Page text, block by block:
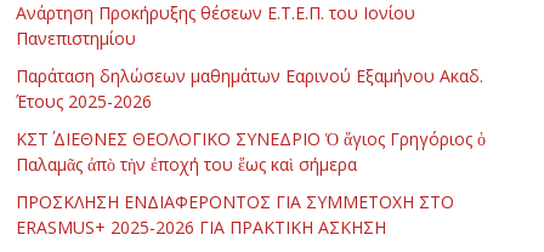
Ανάρτηση Προκήρυξης θέσεων Ε.Τ.Ε.Π. του Ιονίου
Πανεπιστημίου
Παράταση δηλώσεων μαθημάτων Εαρινού Εξαμήνου Ακαδ.
Έτους 2025-2026
ΚΣΤ΄ ΔΙΕΘΝΕΣ ΘΕΟΛΟΓΙΚΟ ΣΥΝΕΔΡΙΟ Ὁ ἅγιος Γρηγόριος ὁ
Παλαμᾶς ἀπὸ τὴν ἐποχή του ἕως καὶ σήμερα
ΠΡΟΣΚΛΗΣΗ ΕΝΔΙΑΦΕΡΟΝΤΟΣ ΓΙΑ ΣΥΜΜΕΤΟΧΗ ΣΤΟ
ERASMUS+ 2025-2026 ΓΙΑ ΠΡΑΚΤΙΚΗ ΑΣΚΗΣΗ